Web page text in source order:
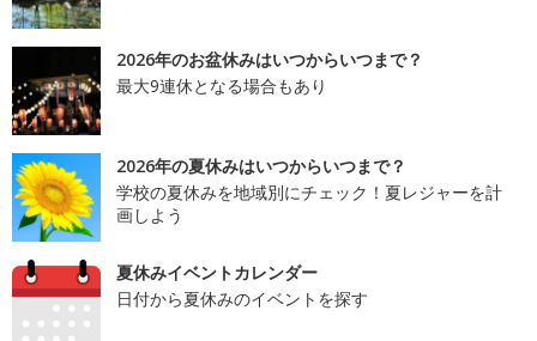
2026年のお盆休みはいつからいつまで？
最大9連休となる場合もあり
2026年の夏休みはいつからいつまで？
学校の夏休みを地域別にチェック！夏レジャーを計
画しよう
夏休みイベントカレンダー
日付から夏休みのイベントを探す